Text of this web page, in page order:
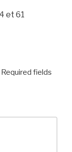
et 61
Required fields